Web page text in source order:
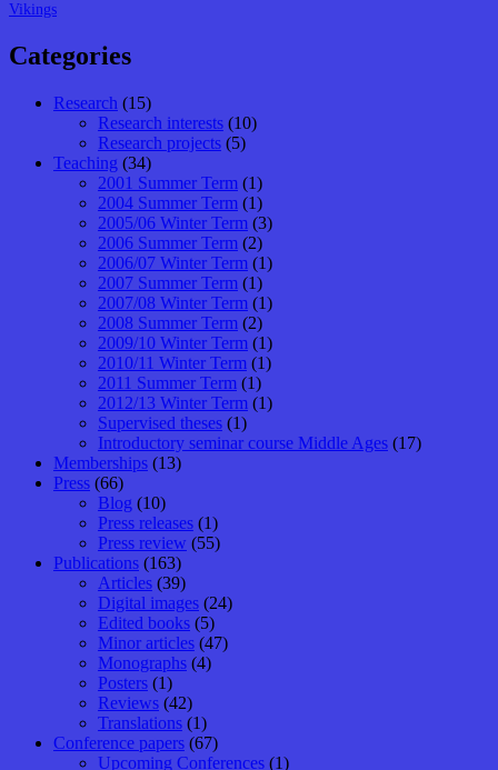
Vikings
Categories
Research (15)
Research interests (10)
Research projects (5)
Teaching (34)
2001 Summer Term (1)
2004 Summer Term (1)
2005/06 Winter Term (3)
2006 Summer Term (2)
2006/07 Winter Term (1)
2007 Summer Term (1)
2007/08 Winter Term (1)
2008 Summer Term (2)
2009/10 Winter Term (1)
2010/11 Winter Term (1)
2011 Summer Term (1)
2012/13 Winter Term (1)
Supervised theses (1)
Introductory seminar course Middle Ages (17)
Memberships (13)
Press (66)
Blog (10)
Press releases (1)
Press review (55)
Publications (163)
Articles (39)
Digital images (24)
Edited books (5)
Minor articles (47)
Monographs (4)
Posters (1)
Reviews (42)
Translations (1)
Conference papers (67)
Upcoming Conferences (1)